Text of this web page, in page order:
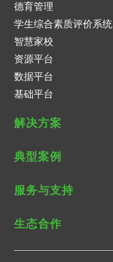
德育管理
学生综合素质评价系统
智慧家校
资源平台
数据平台
基础平台
解决方案
典型案例
服务与支持
生态合作